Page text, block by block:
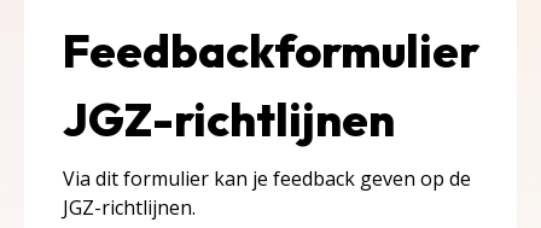
Feedbackformulier
JGZ-richtlijnen
Via dit formulier kan je feedback geven op de
JGZ-richtlijnen.